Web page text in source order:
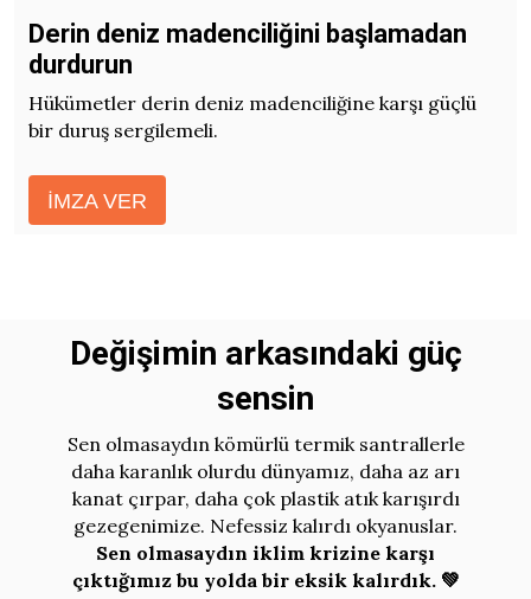
Derin deniz madenciliğini başlamadan
durdurun
Hükümetler derin deniz madenciliğine karşı güçlü
bir duruş sergilemeli.
İMZA VER
Değişimin arkasındaki güç
sensin
Sen olmasaydın kömürlü termik santrallerle
daha karanlık olurdu dünyamız, daha az arı
kanat çırpar, daha çok plastik atık karışırdı
gezegenimize. Nefessiz kalırdı okyanuslar.
Sen olmasaydın iklim krizine karşı
çıktığımız bu yolda bir eksik kalırdık. 💚